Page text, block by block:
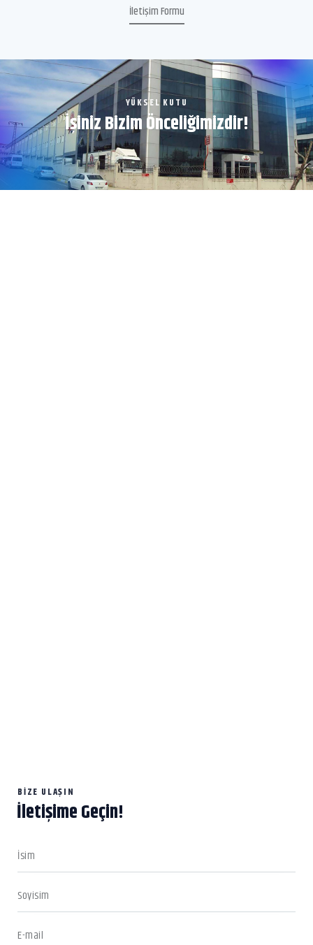
İletişim Formu
YÜKSEL KUTU
İşiniz Bizim Önceliğimizdir!
BIZE ULAŞIN
İletişime Geçin!